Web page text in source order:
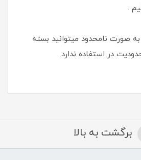
.
صورت نامحدود میتوانید بسته
در استفاده ندارد .
برگشت به بالا